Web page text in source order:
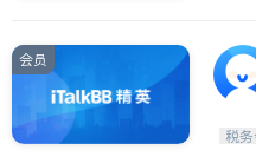
会员
税